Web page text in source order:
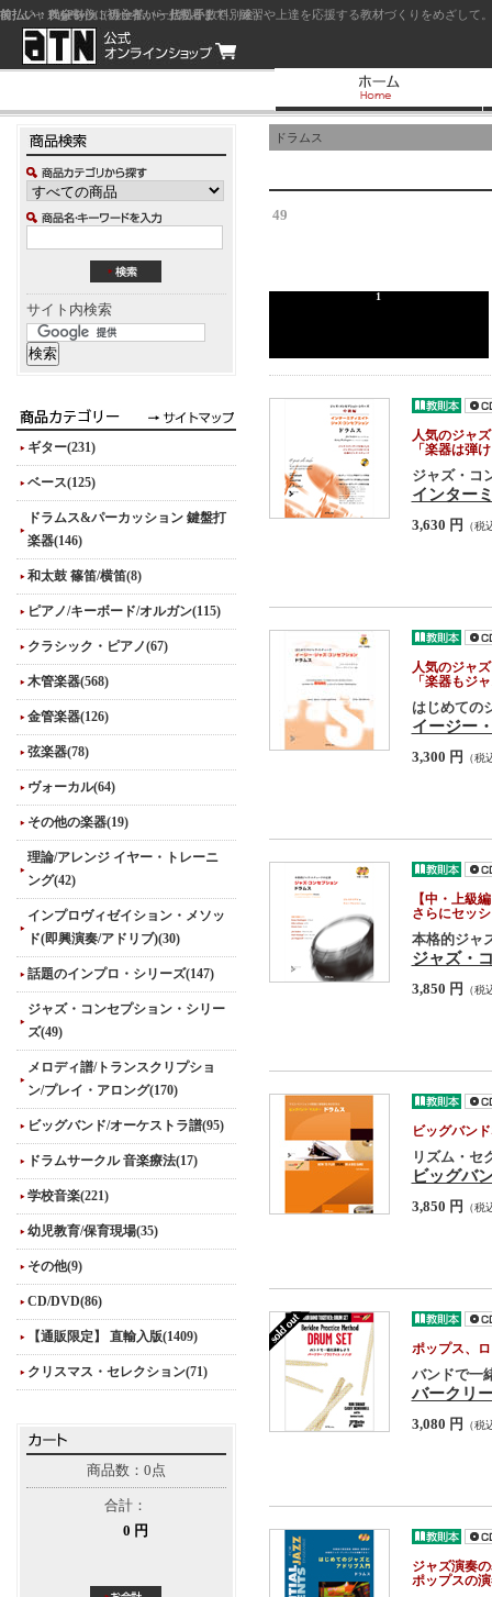
ジャズを中心に初心者から上級者まで、練習や上達を応援する教材づくりをめざし
サイト内検索
ギター(231)
ベース(125)
ドラムス&パーカッション 鍵盤打
楽器(146)
和太鼓 篠笛/横笛(8)
ピアノ/キーボード/オルガン(115)
クラシック・ピアノ(67)
木管楽器(568)
金管楽器(126)
弦楽器(78)
ヴォーカル(64)
その他の楽器(19)
理論/アレンジ イヤー・トレーニ
ング(42)
インプロヴィゼイション・メソッ
ド(即興演奏/アドリブ)(30)
話題のインプロ・シリーズ(147)
ジャズ・コンセプション・シリー
ズ(49)
メロディ譜/トランスクリプショ
ン/プレイ・アロング(170)
ビッグバンド/オーケストラ譜(95)
ドラムサークル 音楽療法(17)
学校音楽(221)
幼児教育/保育現場(35)
その他(9)
CD/DVD(86)
【通販限定】 直輸入版(1409)
クリスマス・セレクション(71)
商品数：0点
合計：
0 円
ドラムス
49
1
人気のジャ
「楽器は弾
ジャズ・コ
インター
3,630 円 （税
人気のジャ
「楽器もジ
はじめての
イージー
3,300 円 （税
【中・上級
さらにセッ
本格的ジャ
ジャズ・
3,850 円 （税
ビッグバン
リズム・セ
ビッグバ
3,850 円 （税
ポップス、
バンドで一
バークリ
3,080 円 （税
ジャズ演奏
ポップスの
前払い：クレジットカード（一括払い）
後払い：代金引換（現金払い・代引手数料別途）
前払い：PayPay